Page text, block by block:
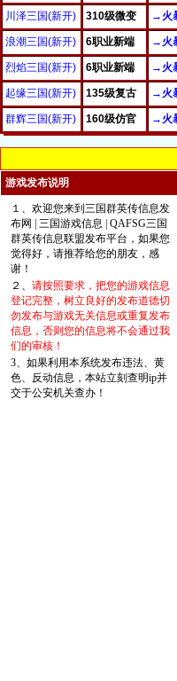
游戏发布说明
１、欢迎您来到三国群英传信息发
布网 | 三国游戏信息 | QAFSG三国
群英传信息联盟发布平台，如果您
觉得好，请推荐给您的朋友，感
谢！
２、 请按照要求，把您的游戏信息
登记完整，树立良好的发布道德切
勿发布与游戏无关信息或重复发布
信息，否则您的信息将不会通过我
们的审核！
3、如果利用本系统发布违法、黄
色、反动信息，本站立刻查明ip并
交于公安机关查办！